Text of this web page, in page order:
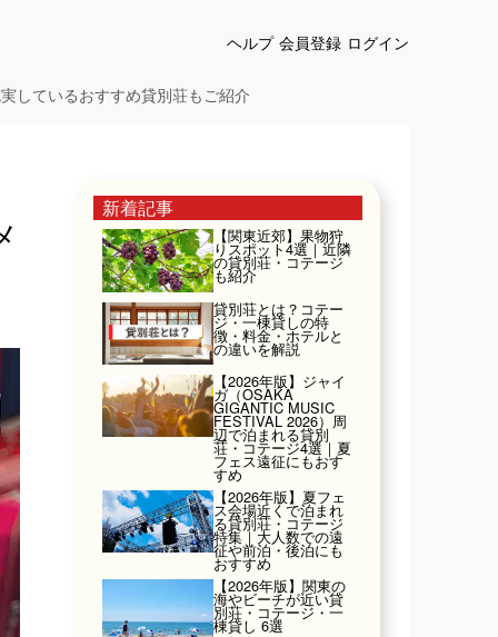
ヘルプ 会員登録 ログイン
しているおすすめ貸別荘もご紹介
新着記事
【関東近郊】果物狩
りスポット4選｜近隣
の貸別荘・コテージ
も紹介
貸別荘とは？コテー
ジ・一棟貸しの特
徴・料金・ホテルと
の違いを解説
【2026年版】ジャイ
ガ（OSAKA
GIGANTIC MUSIC
FESTIVAL 2026）周
辺で泊まれる貸別
荘・コテージ4選｜夏
フェス遠征にもおす
すめ
【2026年版】夏フェ
ス会場近くで泊まれ
る貸別荘・コテージ
特集｜大人数での遠
征や前泊・後泊にも
おすすめ
【2026年版】関東の
海やビーチが近い貸
別荘・コテージ・一
棟貸し 6選